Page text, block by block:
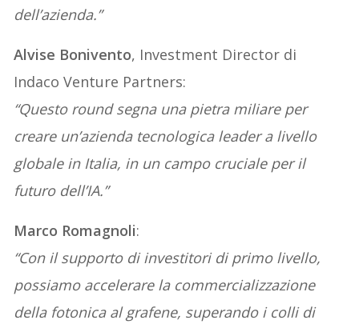
dell’azienda.”
Alvise Bonivento, Investment Director di
Indaco Venture Partners:
“Questo round segna una pietra miliare per
creare un’azienda tecnologica leader a livello
globale in Italia, in un campo cruciale per il
futuro dell’IA.”
Marco Romagnoli:
“Con il supporto di investitori di primo livello,
possiamo accelerare la commercializzazione
della fotonica al grafene, superando i colli di